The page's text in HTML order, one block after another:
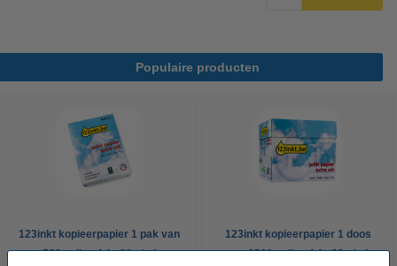
Populaire producten
123inkt kopieerpapier 1 pak van
500 vellen A4 - 80 g/m²
123inkt kopieerpapier 1 doos
van 2500 vellen A4 - 80 g/m²